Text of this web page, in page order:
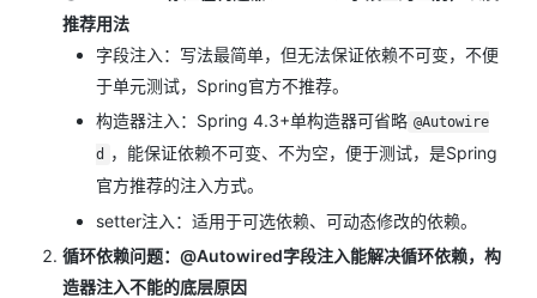
推荐用法
字段注入：写法最简单，但无法保证依赖不可变，不便
于单元测试，Spring官方不推荐。
构造器注入：Spring 4.3+单构造器可省略 @Autowire
d
，能保证依赖不可变、不为空，便于测试，是Spring
官方推荐的注入方式。
setter注入：适用于可选依赖、可动态修改的依赖。
循环依赖问题：@Autowired字段注入能解决循环依赖，构
造器注入不能的底层原因